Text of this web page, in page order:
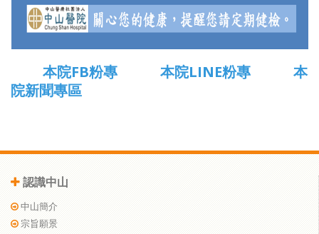
本院FB粉專 本院LINE粉專
本
院新聞專區
認識中山
中山簡介
宗旨願景